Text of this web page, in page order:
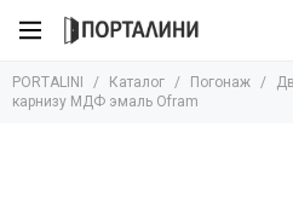
Погонаж
Все товары
PORTALINI Каталог Погонаж
карнизу МДФ эмаль Ofram